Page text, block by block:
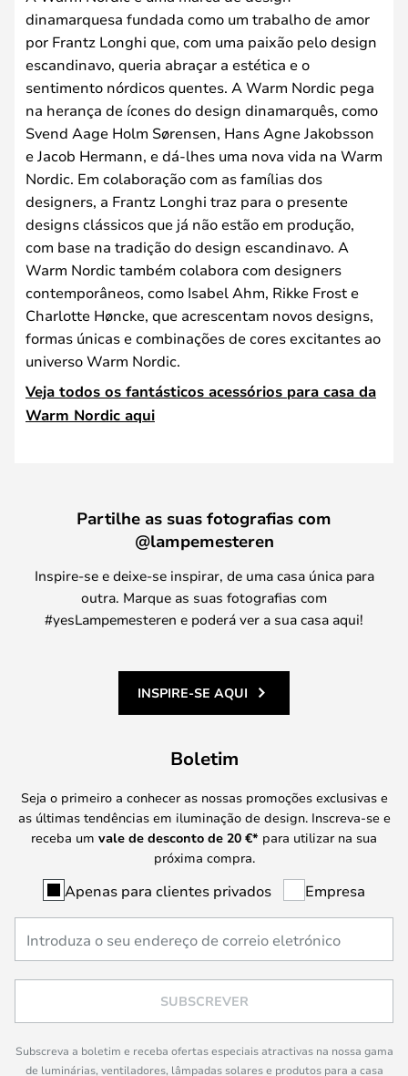
dinamarquesa fundada como um trabalho de amor
por Frantz Longhi que, com uma paixão pelo design
escandinavo, queria abraçar a estética e o
sentimento nórdicos quentes. A Warm Nordic pega
na herança de ícones do design dinamarquês, como
Svend Aage Holm Sørensen, Hans Agne Jakobsson
e Jacob Hermann, e dá-lhes uma nova vida na Warm
Nordic. Em colaboração com as famílias dos
designers, a Frantz Longhi traz para o presente
designs clássicos que já não estão em produção,
com base na tradição do design escandinavo. A
Warm Nordic também colabora com designers
contemporâneos, como Isabel Ahm, Rikke Frost e
Charlotte Høncke, que acrescentam novos designs,
formas únicas e combinações de cores excitantes ao
universo Warm Nordic.
Veja todos os fantásticos acessórios para casa da
Warm Nordic aqui
Partilhe as suas fotografias com
@lampemesteren
Inspire-se e deixe-se inspirar, de uma casa única para
outra. Marque as suas fotografias com
#yesLampemesteren e poderá ver a sua casa aqui!
INSPIRE-SE AQUI
Boletim
Seja o primeiro a conhecer as nossas promoções exclusivas e
as últimas tendências em iluminação de design. Inscreva-se e
receba um vale de desconto de 20 €* para utilizar na sua
próxima compra.
Apenas para clientes privados Empresa
SUBSCREVER
Subscreva a boletim e receba ofertas especiais atractivas na nossa gama
de luminárias, ventiladores, lâmpadas solares e produtos para a casa